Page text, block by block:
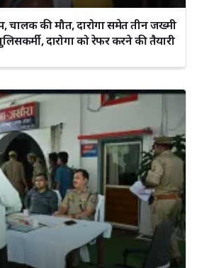
चालक की मौत, दारोगा समेत तीन जख्मी
दारोगा को रेफर करने की तैयारी